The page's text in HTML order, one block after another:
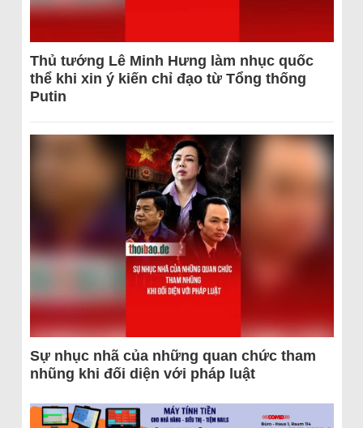
Thủ tướng Lê Minh Hưng làm nhục quốc
thể khi xin ý kiến chỉ đạo từ Tổng thống
Putin
Sự nhục nhã của những quan chức tham
nhũng khi đối diện với pháp luật